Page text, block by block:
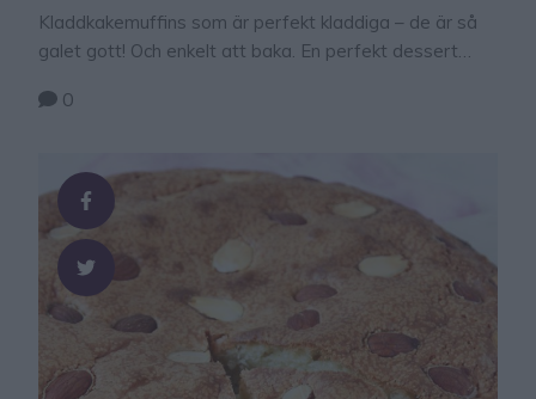
Kladdkakemuffins som är perfekt kladdiga – de är så
galet gott! Och enkelt att baka. En perfekt dessert
alltid uppskattat! Servera gärna med en klick
bitar 150 g smör 3 dl strösocker 3 ägg ¾ dl kakao 1
nypa …
0